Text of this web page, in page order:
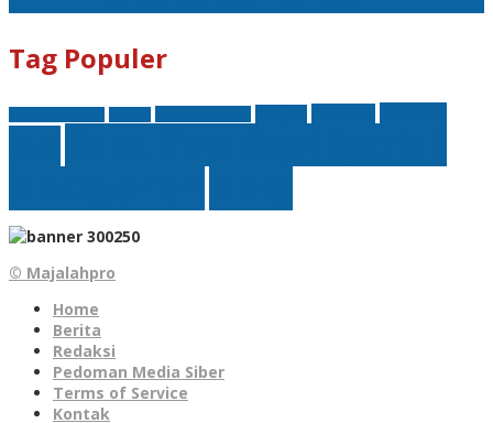
Tag Populer
© Majalahpro
Home
Berita
Redaksi
Pedoman Media Siber
Terms of Service
Kontak